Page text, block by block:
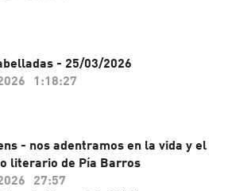
- 25/03/2026
1:18:27
- nos adentramos en la vida y el
literario de Pía Barros
27:57